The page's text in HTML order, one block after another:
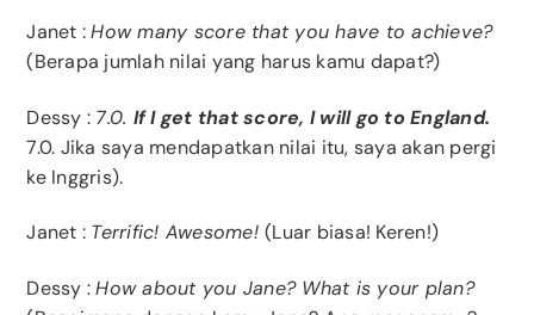
Janet :How many score that you have to achieve?
(Berapa jumlah nilai yang harus kamu dapat?)
Dessy : 7.0. If I get that score, I will go to England.
7.0. Jika saya mendapatkan nilai itu, saya akan pergi
ke Inggris).
Janet : Terrific! Awesome!(Luar biasa! Keren!)
Dessy :How about you Jane? What is your plan?